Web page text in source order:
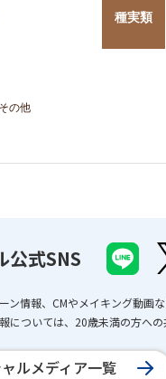
種実類
の他
公式SNS
ン情報、CMやメイキング動画な
については、20歳未満の方への
ルメディア一覧